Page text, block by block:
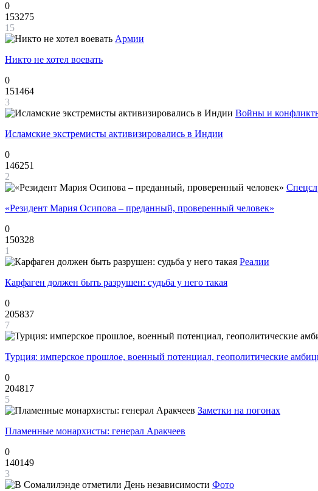
0
153275
15
Армии
Никто не хотел воевать
0
151464
3
Войны и
Исламские экстремисты активизировались в Индии
0
146251
2
«Резидент Мария Осипова – преданный, проверенный человек»
0
150328
1
Реалии
Карфаген должен быть разрушен: судьба у него такая
0
205837
7
Турция: имперское прошлое, военный потенциал, геополитические
0
204817
5
Заметки на погонах
Пламенные монархисты: генерал Аракчеев
0
140149
3
Фото